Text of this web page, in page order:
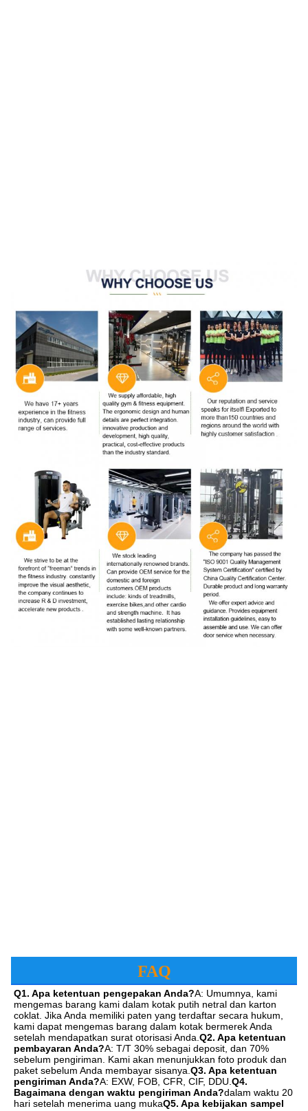
FAQ
Q1. Apa ketentuan pengepakan Anda?A: Umumnya, kami
mengemas barang kami dalam kotak putih netral dan karton
coklat. Jika Anda memiliki paten yang terdaftar secara hukum,
kami dapat mengemas barang dalam kotak bermerek Anda
setelah mendapatkan surat otorisasi Anda. Q2. Apa ketentuan
pembayaran Anda?A: T/T 30% sebagai deposit, dan 70%
sebelum pengiriman. Kami akan menunjukkan foto produk dan
paket sebelum Anda membayar sisanya. Q3. Apa ketentuan
pengiriman Anda?A: EXW, FOB, CFR, CIF, DDU. Q4.
Bagaimana dengan waktu pengiriman Anda?dalam waktu 20
hari setelah menerima uang mukaQ5. Apa kebijakan sampel